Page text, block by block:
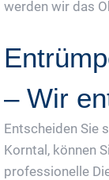
werden wir das
– Wir
Entscheiden Sie
Korntal, können
professionelle